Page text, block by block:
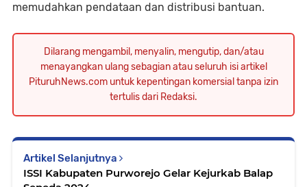
memudahkan pendataan dan distribusi bantuan.
Dilarang mengambil, menyalin, mengutip, dan/atau
menayangkan ulang sebagian atau seluruh isi artikel
PituruhNews.com untuk kepentingan komersial tanpa izin
tertulis dari Redaksi.
Artikel Selanjutnya
ISSI Kabupaten Purworejo Gelar Kejurkab Balap